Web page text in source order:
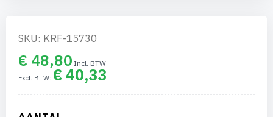
SKU: KRF-15730
€ 48,80
€ 40,33